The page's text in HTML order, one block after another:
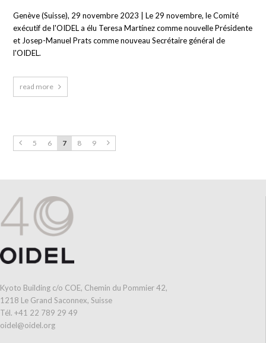
Genève (Suisse), 29 novembre 2023 | Le 29 novembre, le Comité
exécutif de l'OIDEL a élu Teresa Martínez comme nouvelle Présidente
et Josep-Manuel Prats comme nouveau Secrétaire général de
l'OIDEL.
read more
5 6 7 8 9
Kyoto Building c/o COE, Chemin du Pommier 42,
1218 Le Grand Saconnex, Suisse
Tél. +41 22 789 29 49
oidel@oidel.org